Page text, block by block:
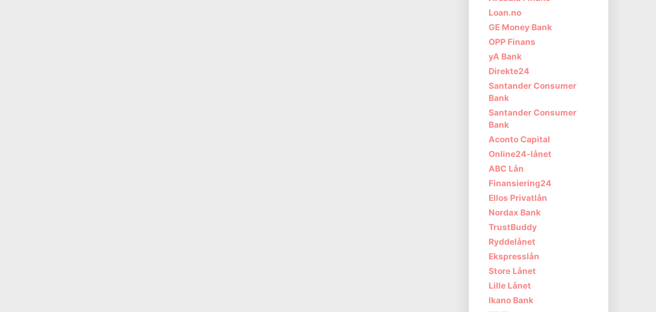
Loan.no
GE Money Bank
OPP Finans
yA Bank
Direkte24
Santander Consumer
Bank
Santander Consumer
Bank
Aconto Capital
Online24-lånet
ABC Lån
Finansiering24
Ellos Privatlån
Nordax Bank
TrustBuddy
Ryddelånet
Ekspresslån
Store Lånet
Lille Lånet
Ikano Bank